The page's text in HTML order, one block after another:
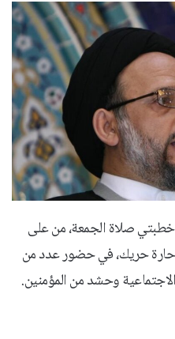
خطبتي صلاة الجمعة، من على
حارة حريك، في حضور عدد من
وحشد من المؤمنين.